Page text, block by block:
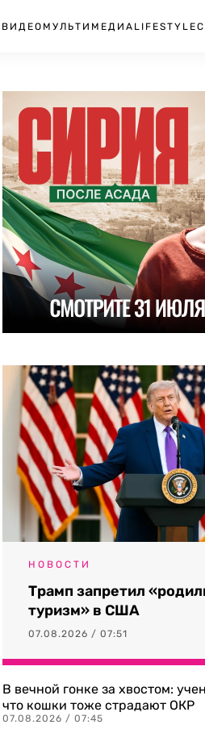
ВИДЕО МУЛЬТИМЕДИА LIFESTYLE
НОВОСТИ
Трамп запретил
туризм» в США
07.08.2026 / 07:51
В вечной гонке за хвостом:
что кошки тоже страдают ОКР
07.08.2026 / 07:45